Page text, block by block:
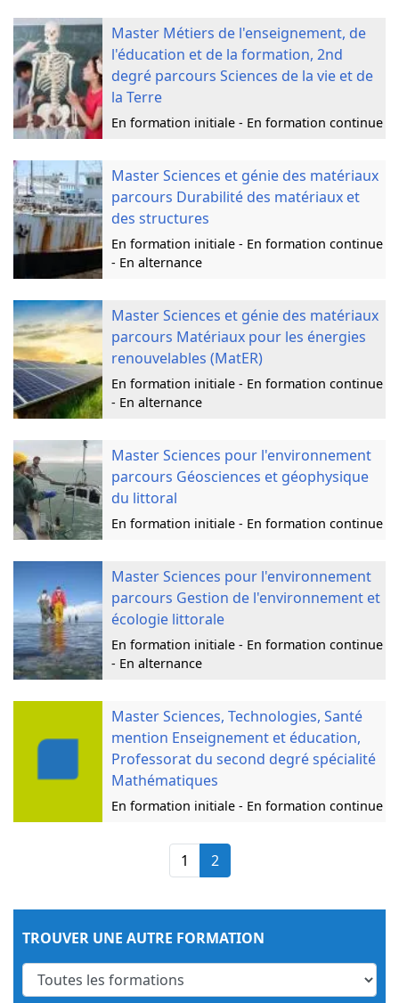
Master Métiers de l'enseignement, de
l'éducation et de la formation, 2nd
degré parcours Sciences de la vie et de
la Terre
En formation initiale - En formation continue
Master Sciences et génie des matériaux
parcours Durabilité des matériaux et
des structures
En formation initiale - En formation continue
- En alternance
Master Sciences et génie des matériaux
parcours Matériaux pour les énergies
renouvelables (MatER)
En formation initiale - En formation continue
- En alternance
Master Sciences pour l'environnement
parcours Géosciences et géophysique
du littoral
En formation initiale - En formation continue
Master Sciences pour l'environnement
parcours Gestion de l'environnement et
écologie littorale
En formation initiale - En formation continue
- En alternance
Master Sciences, Technologies, Santé
mention Enseignement et éducation,
Professorat du second degré spécialité
Mathématiques
En formation initiale - En formation continue
1 2
TROUVER UNE AUTRE FORMATION